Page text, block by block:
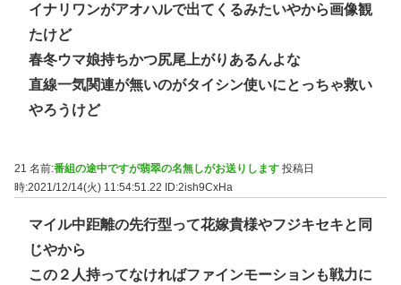
イナリワンがアオハルで出てくるみたいやから画像観
たけど
春冬ウマ娘持ちかつ尻尾上がりあるんよな
直線一気関連が無いのがタイシン使いにとっちゃ救い
やろうけど
21 名前:番組の途中ですが翡翠の名無しがお送りします 投稿日
時:2021/12/14(火) 11:54:51.22
ID:2ish9CxHa
マイル中距離の先行型って花嫁貴様やフジキセキと同
じやから
この２人持ってなければファインモーションも戦力に